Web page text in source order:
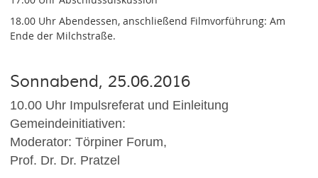
18.00 Uhr Abendessen, anschließend Filmvorführung: Am
Ende der Milchstraße.
Sonnabend, 25.06.2016
10.00 Uhr Impulsreferat und Einleitung
Gemeindeinitiativen:
Moderator: Törpiner Forum,
Prof. Dr. Dr. Pratzel